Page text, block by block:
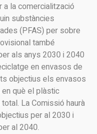
a la comercialització
substàncies
(PFAS) per sobre
també
als anys 2030 i 2040
en envasos de
objectius els envasos
què el plàstic
La Comissió haurà
per al 2030 i
al 2040.